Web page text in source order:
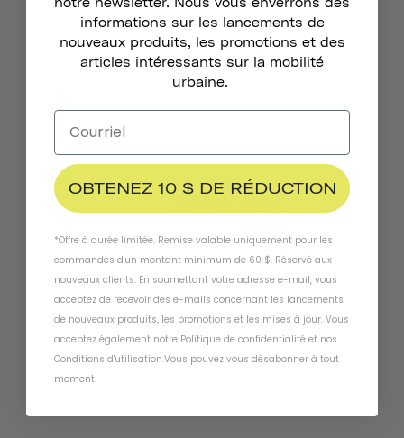
Gants De Vélo
222 couronnes suédoises
Sonnette De Vélo Pennant
informations sur les lancements de
nouveaux produits, les promotions et des
articles intéressants sur la mobilité
urbaine.
OBTENEZ 10 $ DE RÉDUCTION
*Offre à durée limitée. Remise valable uniquement pour les
commandes d'un montant minimum de 60 $. Réservé aux
nouveaux clients. En soumettant votre adresse e-mail, vous
acceptez de recevoir des e-mails concernant les lancements
de nouveaux produits, les promotions et les mises à jour. Vous
acceptez également notre Politique de confidentialité et nos
Conditions d'utilisation.Vous pouvez vous désabonner à tout
moment.